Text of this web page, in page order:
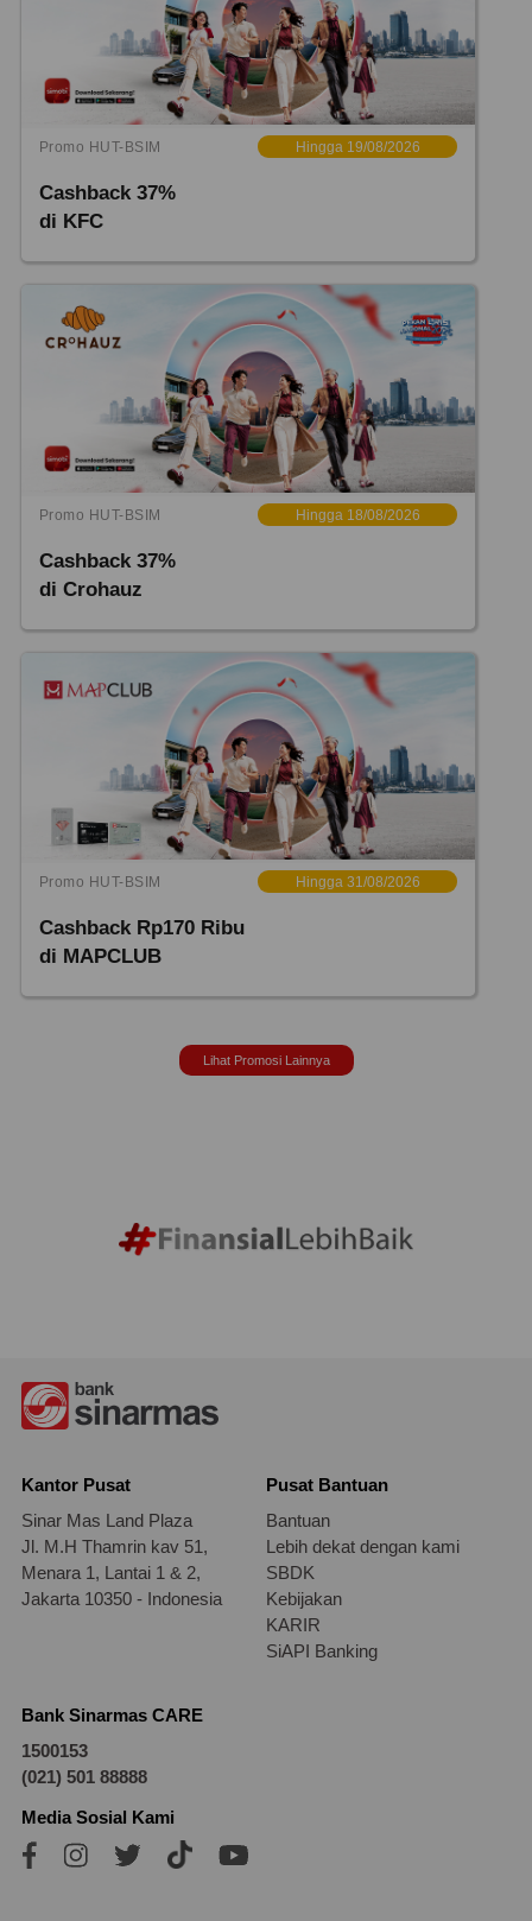
Promo HUT-BSIM Hingga 19/08/2026
Cashback 37%
di KFC
Promo HUT-BSIM Hingga 18/08/2026
Cashback 37%
di Crohauz
Promo HUT-BSIM Hingga 31/08/2026
Cashback Rp170 Ribu
di MAPCLUB
Lihat Promosi Lainnya
Kantor Pusat
Sinar Mas Land Plaza
Jl. M.H Thamrin kav 51,
Menara 1, Lantai 1 & 2,
Jakarta 10350 - Indonesia
Pusat Bantuan
Bantuan
Lebih dekat dengan kami
SBDK
Kebijakan
KARIR
SiAPI Banking
Bank Sinarmas CARE
1500153
(021) 501 88888
Media Sosial Kami